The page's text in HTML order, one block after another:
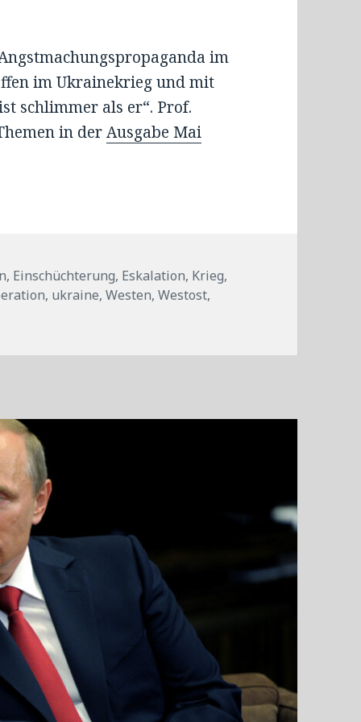
im
im Ukrainekrieg und mit
schlimmer als er“. Prof.
in derAusgabe Mai
, Einschüchterung, Eskalation, Krieg,
, ukraine,Westen,Westost,